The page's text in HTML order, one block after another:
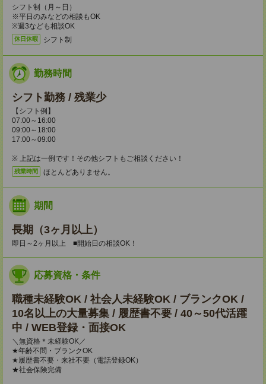
シフト制（月～日）
※平日のみなどの相談もOK
※週3なども相談OK
休日休暇 シフト制
勤務時間
シフト勤務 / 残業少
【シフト例】
07:00～16:00
09:00～18:00
17:00～09:00
※ 上記は一例です！その他シフトもご相談ください！
残業時間 ほとんどありません。
期間
長期（3ヶ月以上）
即日～2ヶ月以上 ■開始日の相談OK！
応募資格・条件
職種未経験OK / 社会人未経験OK / ブランクOK /
10名以上の大量募集 / 履歴書不要 / 40～50代活躍
中 / WEB登録・面接OK
＼無資格＊未経験OK／
★年齢不問・ブランクOK
★履歴書不要・来社不要（電話登録OK）
★社会保険完備